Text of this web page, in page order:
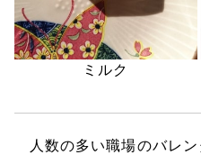
ミルク
人数の多い職場のバレン